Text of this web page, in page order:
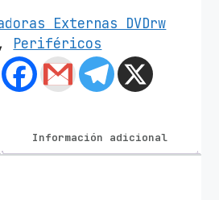
Externas DVDrw
, Periféricos
Información adicional